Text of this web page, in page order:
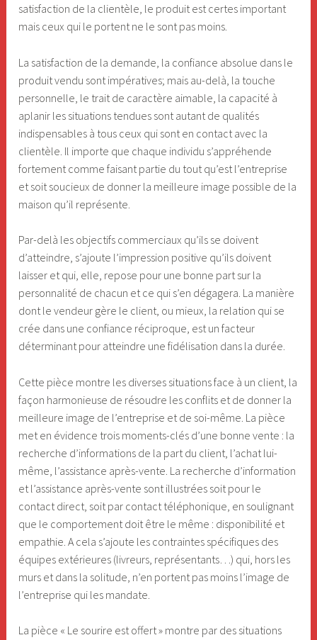
satisfaction de la clientèle, le produit est certes important
mais ceux qui le portent ne le sont pas moins.
La satisfaction de la demande, la confiance absolue dans le
produit vendu sont impératives; mais au-delà, la touche
personnelle, le trait de caractère aimable, la capacité à
aplanir les situations tendues sont autant de qualités
indispensables à tous ceux qui sont en contact avec la
clientèle. Il importe que chaque individu s’appréhende
fortement comme faisant partie du tout qu’est l’entreprise
et soit soucieux de donner la meilleure image possible de la
maison qu’il représente.
Par-delà les objectifs commerciaux qu’ils se doivent
d’atteindre, s’ajoute l’impression positive qu’ils doivent
laisser et qui, elle, repose pour une bonne part sur la
personnalité de chacun et ce qui s’en dégagera. La manière
dont le vendeur gère le client, ou mieux, la relation qui se
crée dans une confiance réciproque, est un facteur
déterminant pour atteindre une fidélisation dans la durée.
Cette pièce montre les diverses situations face à un client, la
façon harmonieuse de résoudre les conflits et de donner la
meilleure image de l’entreprise et de soi-même. La pièce
met en évidence trois moments-clés d’une bonne vente : la
recherche d’informations de la part du client, l’achat lui-
même, l’assistance après-vente. La recherche d’information
et l’assistance après-vente sont illustrées soit pour le
contact direct, soit par contact téléphonique, en soulignant
que le comportement doit être le même : disponibilité et
empathie. A cela s’ajoute les contraintes spécifiques des
équipes extérieures (livreurs, représentants…) qui, hors les
murs et dans la solitude, n’en portent pas moins l’image de
l’entreprise qui les mandate.
La pièce « Le sourire est offert » montre par des situations